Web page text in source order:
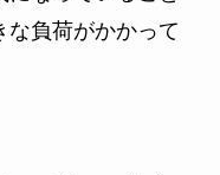
な負荷がかかって